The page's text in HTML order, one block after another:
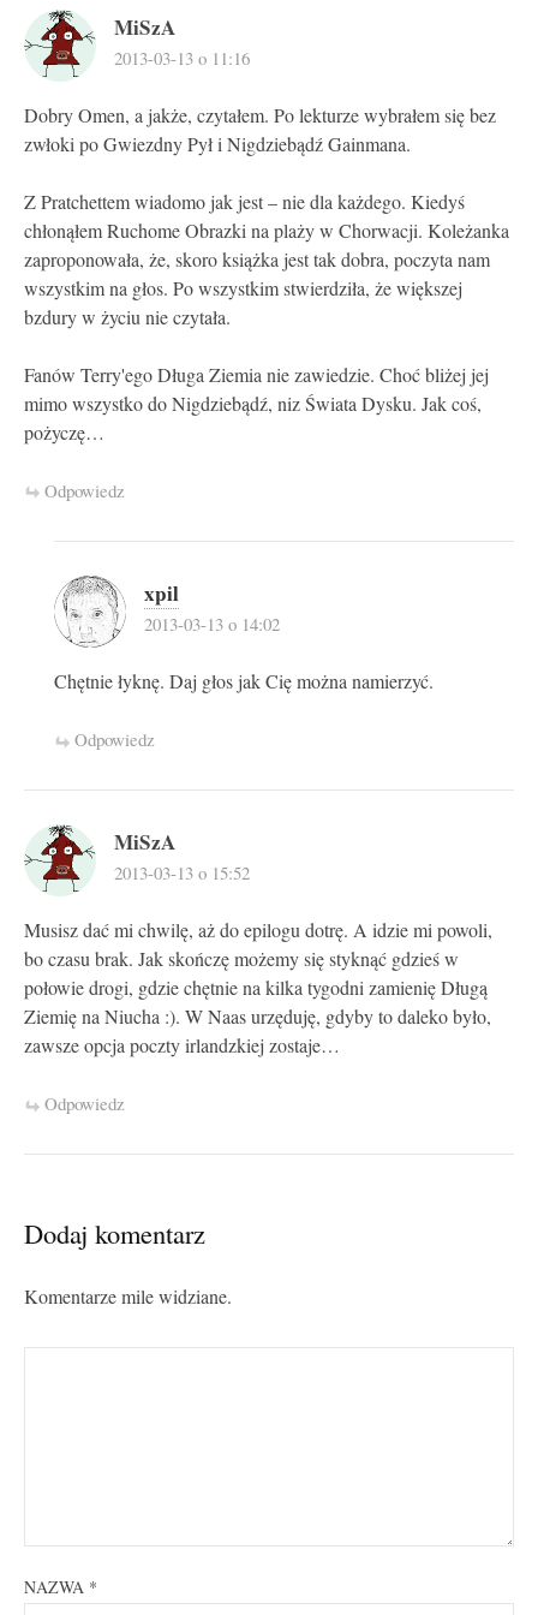
MiSzA
2013-03-13 o 11:16
Dobry Omen, a jakże, czytałem. Po lekturze wybrałem się bez
zwłoki po Gwiezdny Pył i Nigdziebądź Gainmana.
Z Pratchettem wiadomo jak jest – nie dla każdego. Kiedyś
chłonąłem Ruchome Obrazki na plaży w Chorwacji. Koleżanka
zaproponowała, że, skoro książka jest tak dobra, poczyta nam
wszystkim na głos. Po wszystkim stwierdziła, że większej
bzdury w życiu nie czytała.
Fanów Terry'ego Długa Ziemia nie zawiedzie. Choć bliżej jej
mimo wszystko do Nigdziebądź, niz Świata Dysku. Jak coś,
pożyczę…
Odpowiedz
xpil
2013-03-13 o 14:02
Chętnie łyknę. Daj głos jak Cię można namierzyć.
Odpowiedz
MiSzA
2013-03-13 o 15:52
Musisz dać mi chwilę, aż do epilogu dotrę. A idzie mi powoli,
bo czasu brak. Jak skończę możemy się styknąć gdzieś w
połowie drogi, gdzie chętnie na kilka tygodni zamienię Długą
Ziemię na Niucha :). W Naas urzęduję, gdyby to daleko było,
zawsze opcja poczty irlandzkiej zostaje…
Odpowiedz
Dodaj komentarz
Komentarze mile widziane.
NAZWA *